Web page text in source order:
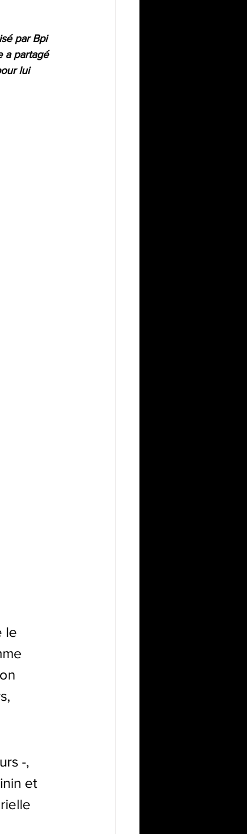
par Bpi
a partagé
lui
le
-,
et